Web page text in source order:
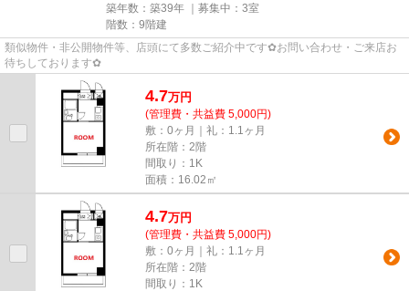
築年数：築39年 ｜募集中： 3室
階数：9階建
類似物件・非公開物件等、店頭にて多数ご紹介中です✿お問い合わせ・ご来店お
待ちしております✿
4.7万円
(管理費・共益費 5,000円)
敷：0ヶ月｜礼：1.1ヶ月
所在階：2階
間取り：1K
面積：16.02㎡
4.7万円
(管理費・共益費 5,000円)
敷：0ヶ月｜礼：1.1ヶ月
所在階：2階
間取り：1K